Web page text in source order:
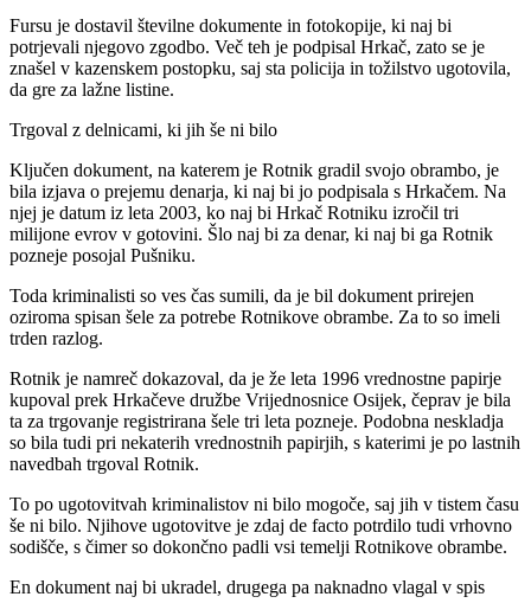
Fursu je dostavil številne dokumente in fotokopije, ki naj bi
potrjevali njegovo zgodbo. Več teh je podpisal Hrkač, zato se je
znašel v kazenskem postopku, saj sta policija in tožilstvo ugotovila,
da gre za lažne listine.
Trgoval z delnicami, ki jih še ni bilo
Ključen dokument, na katerem je Rotnik gradil svojo obrambo, je
bila izjava o prejemu denarja, ki naj bi jo podpisala s Hrkačem. Na
njej je datum iz leta 2003, ko naj bi Hrkač Rotniku izročil tri
milijone evrov v gotovini. Šlo naj bi za denar, ki naj bi ga Rotnik
pozneje posojal Pušniku.
Toda kriminalisti so ves čas sumili, da je bil dokument prirejen
oziroma spisan šele za potrebe Rotnikove obrambe. Za to so imeli
trden razlog.
Rotnik je namreč dokazoval, da je že leta 1996 vrednostne papirje
kupoval prek Hrkačeve družbe Vrijednosnice Osijek, čeprav je bila
ta za trgovanje registrirana šele tri leta pozneje. Podobna neskladja
so bila tudi pri nekaterih vrednostnih papirjih, s katerimi je po lastnih
navedbah trgoval Rotnik.
To po ugotovitvah kriminalistov ni bilo mogoče, saj jih v tistem času
še ni bilo. Njihove ugotovitve je zdaj de facto potrdilo tudi vrhovno
sodišče, s čimer so dokončno padli vsi temelji Rotnikove obrambe.
En dokument naj bi ukradel, drugega pa naknadno vlagal v spis